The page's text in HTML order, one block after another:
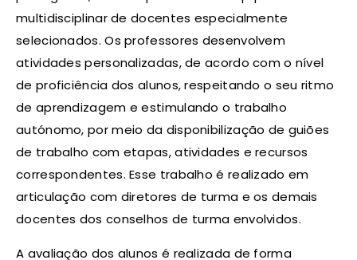
multidisciplinar de docentes especialmente
selecionados. Os professores desenvolvem
atividades personalizadas, de acordo com o nível
de proficiência dos alunos, respeitando o seu ritmo
de aprendizagem e estimulando o trabalho
autónomo, por meio da disponibilização de guiões
de trabalho com etapas, atividades e recursos
correspondentes. Esse trabalho é realizado em
articulação com diretores de turma e os demais
docentes dos conselhos de turma envolvidos.
A avaliação dos alunos é realizada de forma